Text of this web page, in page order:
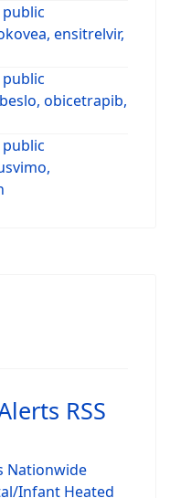
ensitrelvir,
obicetrapib,
RSS
Nationwide
Infant Heated